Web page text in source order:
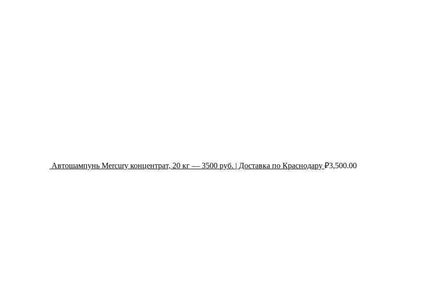
Автошампунь Mercury концентрат, 20 кг — 3500 руб. | Доставка по Краснодару ₽3,500.00